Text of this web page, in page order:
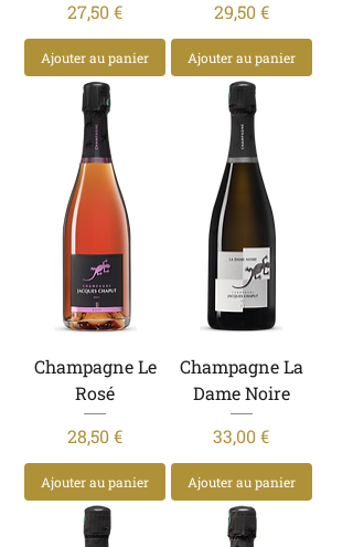
Prix
27,50 €
Ajouter au panier
Prix
29,50 €
Ajouter au panier
Champagne Le
Rosé
Prix
28,50 €
Ajouter au panier
Champagne La
Dame Noire
Prix
33,00 €
Ajouter au panier